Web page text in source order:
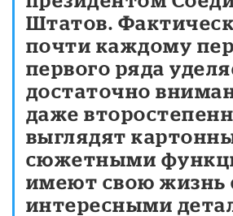
Штатов.
почти каждому
первого ряда
достаточно
даже
выглядят
сюжетными
имеют свою жизнь
интересными